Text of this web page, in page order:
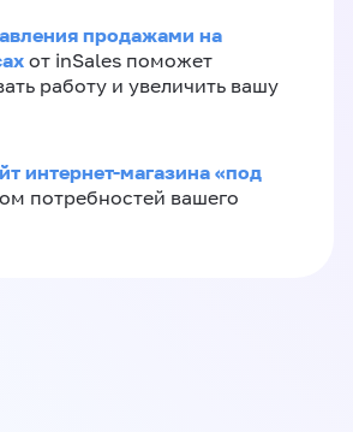
продажами на
от inSales поможет
работу и увеличить вашу
интернет-магазина «под
потребностей вашего